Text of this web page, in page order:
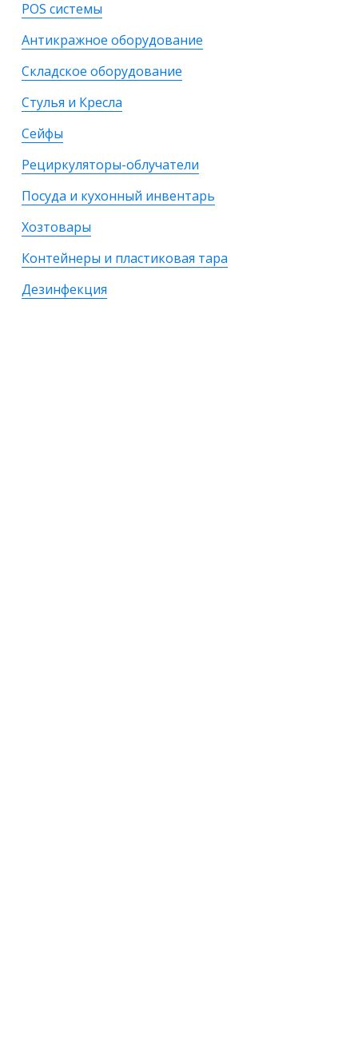
POS системы
Антикражное оборудование
Складское оборудование
Стулья и Кресла
Сейфы
Рециркуляторы-облучатели
Посуда и кухонный инвентарь
Хозтовары
Контейнеры и пластиковая тара
Дезинфекция